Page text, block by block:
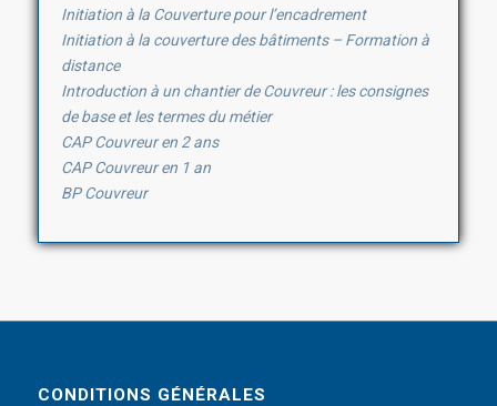
Initiation à la Couverture pour l’encadrement
Initiation à la couverture des bâtiments – Formation à
distance
Introduction à un chantier de Couvreur : les consignes
de base et les termes du métier
CAP Couvreur en 2 ans
CAP Couvreur en 1 an
BP Couvreur
CONDITIONS GÉNÉRALES